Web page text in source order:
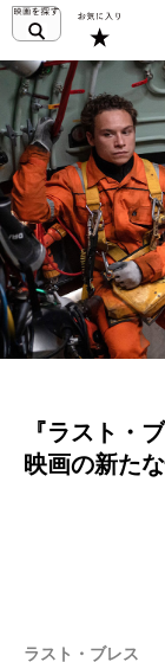
『ラスト・
映画の新た
ラスト・ブレス